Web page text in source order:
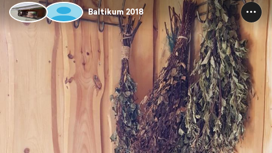
Baltikum 2018